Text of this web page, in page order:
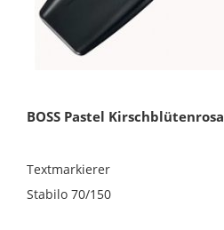
BOSS Pastel Kirschblütenrosa
Textmarkierer
Stabilo 70/150